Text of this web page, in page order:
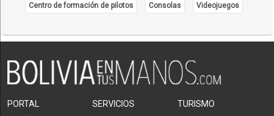
Centro de formación de pilotos Consolas Videojuegos
PORTAL SERVICIOS TURISMO